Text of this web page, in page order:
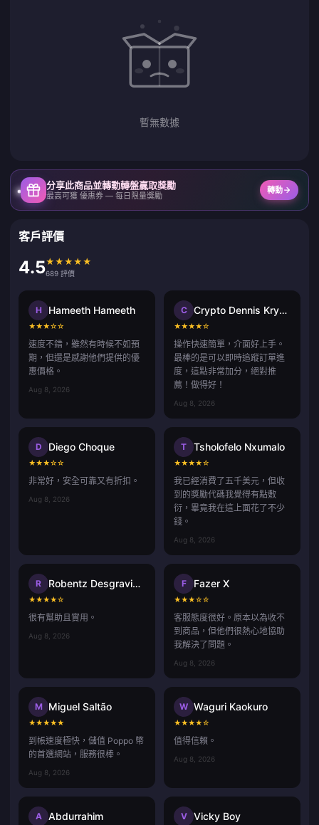
暫無數據
分享此商品並轉動轉盤贏取獎勵
最高可獲 優惠券 — 每日限量獎勵
轉動
客戶評價
4.5★ ★ ★ ★ ★
689 評價
H Hameeth Hameeth
★★★☆☆
速度不錯，雖然有時候不如預
期，但還是感謝他們提供的優
惠價格。
Aug 8, 2026
C Crypto Dennis Krypto Dennis
★★★★☆
操作快速簡單，介面好上手。
最棒的是可以即時追蹤訂單進
度，這點非常加分，絕對推
薦！做得好！
Aug 8, 2026
D Diego Choque
★★★☆☆
非常好，安全可靠又有折扣。
Aug 8, 2026
T Tsholofelo Nxumalo
★★★★☆
我已經消費了五千美元，但收
到的獎勵代碼我覺得有點敷
衍，畢竟我在這上面花了不少
錢。
Aug 8, 2026
R Robentz Desgraviers
★★★★☆
很有幫助且實用。
Aug 8, 2026
F Fazer X
★★★☆☆
客服態度很好。原本以為收不
到商品，但他們很熱心地協助
我解決了問題。
Aug 8, 2026
M Miguel Saltão
★★★★★
到帳速度極快，儲值 Poppo 幣
的首選網站，服務很棒。
Aug 8, 2026
W Waguri Kaokuro
★★★★☆
值得信賴。
Aug 8, 2026
A Abdurrahim V Vicky Boy